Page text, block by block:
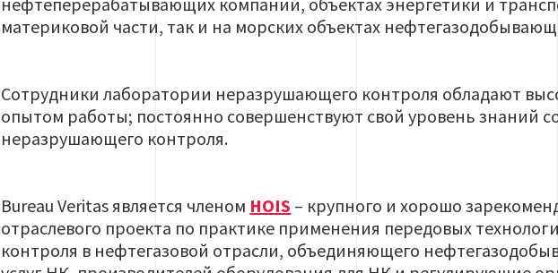
материковой части, так и на морских объектах
Сотрудники лаборатории неразрушающего контроля обладают
опытом работы; постоянно совершенствуют свой уровень знаний
неразрушающего контроля.
Bureau Veritas является членом HOIS – крупного и хорошо
отраслевого проекта по практике применения передовых
контроля в нефтегазовой отрасли, объединяющего